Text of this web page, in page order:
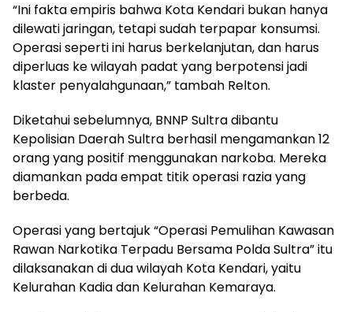
“Ini fakta empiris bahwa Kota Kendari bukan hanya
dilewati jaringan, tetapi sudah terpapar konsumsi.
Operasi seperti ini harus berkelanjutan, dan harus
diperluas ke wilayah padat yang berpotensi jadi
klaster penyalahgunaan,” tambah Relton.
Diketahui sebelumnya, BNNP Sultra dibantu
Kepolisian Daerah Sultra berhasil mengamankan 12
orang yang positif menggunakan narkoba. Mereka
diamankan pada empat titik operasi razia yang
berbeda.
Operasi yang bertajuk “Operasi Pemulihan Kawasan
Rawan Narkotika Terpadu Bersama Polda Sultra” itu
dilaksanakan di dua wilayah Kota Kendari, yaitu
Kelurahan Kadia dan Kelurahan Kemaraya.